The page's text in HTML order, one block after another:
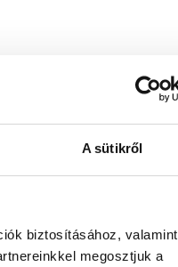
A sütikről
biztosításához, valamint
megosztjuk a